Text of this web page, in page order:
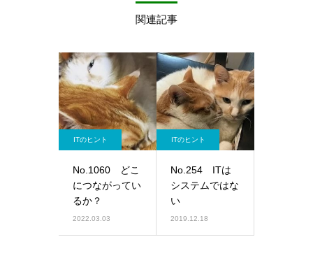
関連記事
ITのヒント
No.1060 どこ
につながってい
るか？
2022.03.03
ITのヒント
No.254 ITは
システムではな
い
2019.12.18